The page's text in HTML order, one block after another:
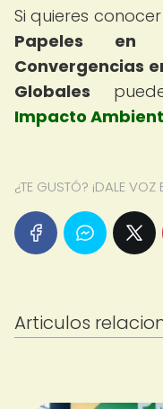
Si quieres
Papeles en
Convergencias
Globales
Impacto
¿TE GUSTÓ? ¡DALE VOZ
Articulos